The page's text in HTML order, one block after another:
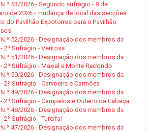
53/2026 - Segundo sufrágio - 8 de
de 2026 - mudança de local das secções
do Pavilhão Expotorres para o Pavilhão
52/2026 - Designação dos membros da
2º Sufrágio - Ventosa
51/2026 - Designação dos membros da
2º Sufrágio - Maxial e Monte Redondo
50/2026 - Designação dos membros da
2º Sufrágio - Carvoeira e Carmões
49/2026 - Designação dos membros da
2º Sufrágio - Campelos e Outeiro da Cabeça
48/2026 - Designação dos membros da
2º Sufrágio - Turcifal
47/2026 - Designação dos membros da